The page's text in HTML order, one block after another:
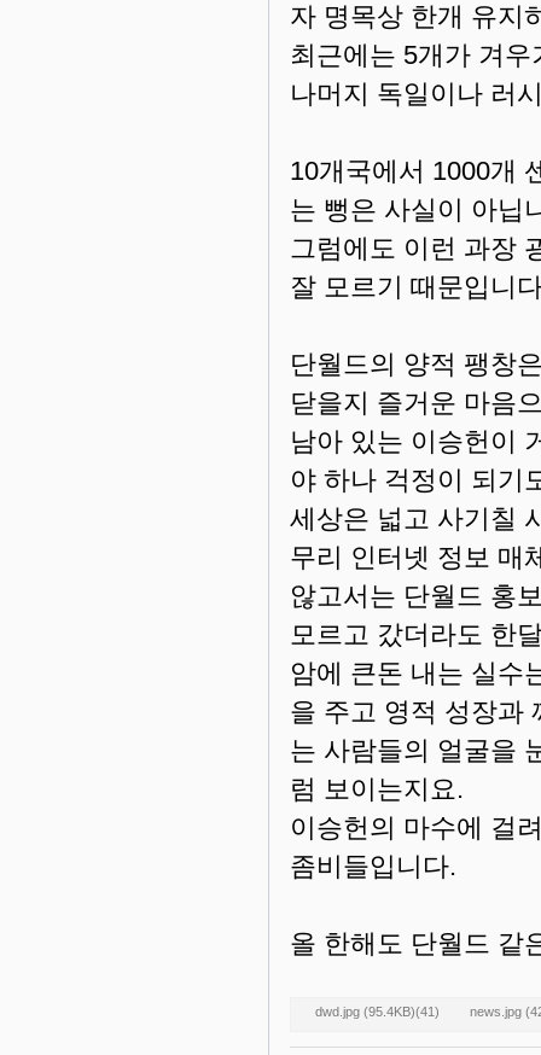
자 명목상 한개 유지
최근에는 5개가 겨
나머지 독일이나 러
10개국에서 1000개
는 뻥은 사실이 아닙
그럼에도 이런 과장
잘 모르기 때문입니
단월드의 양적 팽창
닫을지 즐거운 마음
남아 있는 이승헌이
야 하나 걱정이 되기
세상은 넓고 사기칠
무리 인터넷 정보 매
않고서는 단월드 홍
모르고 갔더라도 한
암에 큰돈 내는 실수
을 주고 영적 성장과
는 사람들의 얼굴을
럼 보이는지요.
이승헌의 마수에 걸
좀비들입니다.
올 한해도 단월드 같
dwd.jpg (95.4KB)(41) news.jpg